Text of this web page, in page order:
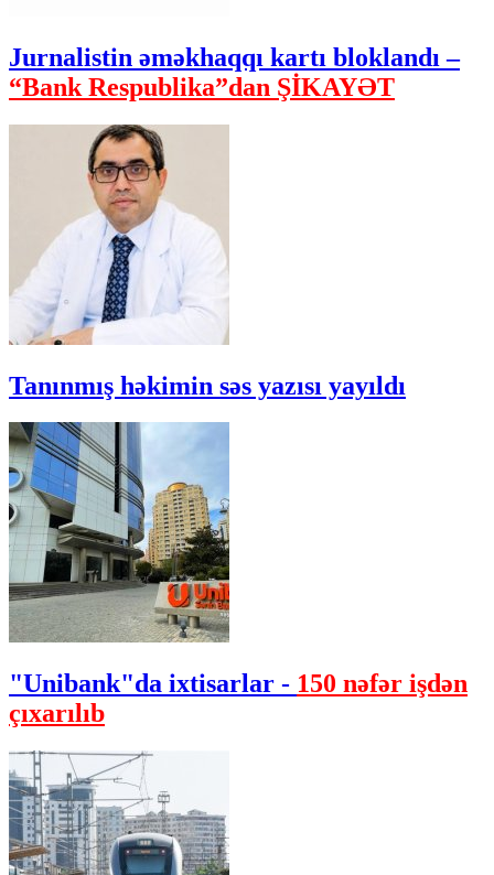
Jurnalistin əməkhaqqı kartı bloklandı –
“Bank Respublika”dan ŞİKAYƏT
Tanınmış həkimin səs yazısı yayıldı
"Unibank"da ixtisarlar - 150 nəfər işdən
çıxarılıb